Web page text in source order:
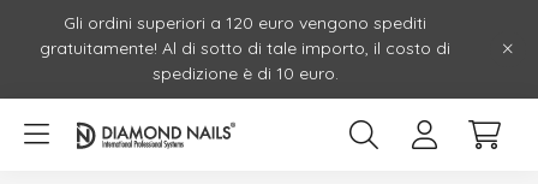
Gli ordini superiori a 120 euro vengono spediti
gratuitamente! Al di sotto di tale importo, il costo di
spedizione è di 10 euro.